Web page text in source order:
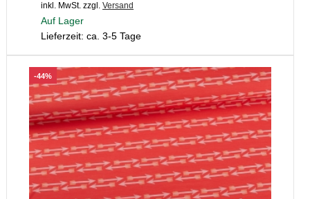
inkl. MwSt. zzgl. Versand
Auf Lager
Lieferzeit: ca. 3-5 Tage
-44%